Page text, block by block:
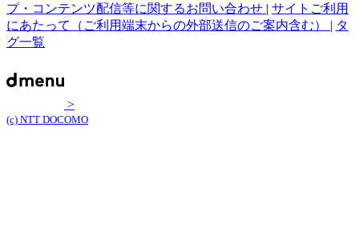
プ・コンテンツ配信等に関するお問い合わせ | サイトご利用
にあたって（ご利用端末からの外部送信のご案内含む） | タ
グ一覧
>
(c) NTT DOCOMO